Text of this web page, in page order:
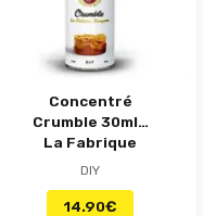
Concentré
Crumble 30ml -
La Fabrique
Française
DIY
14.90€